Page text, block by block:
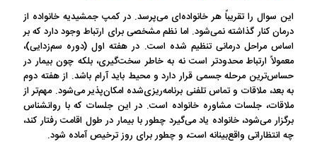
این سوال را تقریباً هر خانواده‌ای می‌پرسد. در کمپ جمشیدیه خانواده از
درمان کنار گذاشته نمی‌شود. اما نظم مشخصی برای ارتباط وجود دارد که بر
اساس مراحل درمانی تنظیم شده است. در هفته اول (دوره سم‌زدایی)،
معمولاً ارتباط محدودتر است نه به خاطر سخت‌گیری، بلکه چون بیمار در
حساس‌ترین مرحله جسمی قرار دارد و محیط باید آرام باشد. از هفته دوم
به بعد، ملاقات و تماس تلفنی برنامه‌ریزی‌شده امکان‌پذیر می‌شود. مهم‌تر از
ملاقات، جلسات مشاوره خانواده است. در این جلسات که با روانشناس
برگزار می‌شود، خانواده یاد می‌گیرد چطور با بیمار در طول اقامت رفتار کند،
چه انتظاراتی واقع‌بینانه است، و چطور برای روز ترخیص آماده شود.